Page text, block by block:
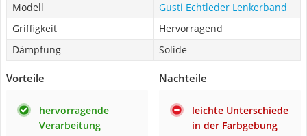
Modell
Gusti Echtleder Lenkerband
Griffigkeit
Hervorragend
Dämpfung
Solide
Vorteile
hervorragende
Verarbeitung
Nachteile
leichte Unterschiede
in der Farbgebung